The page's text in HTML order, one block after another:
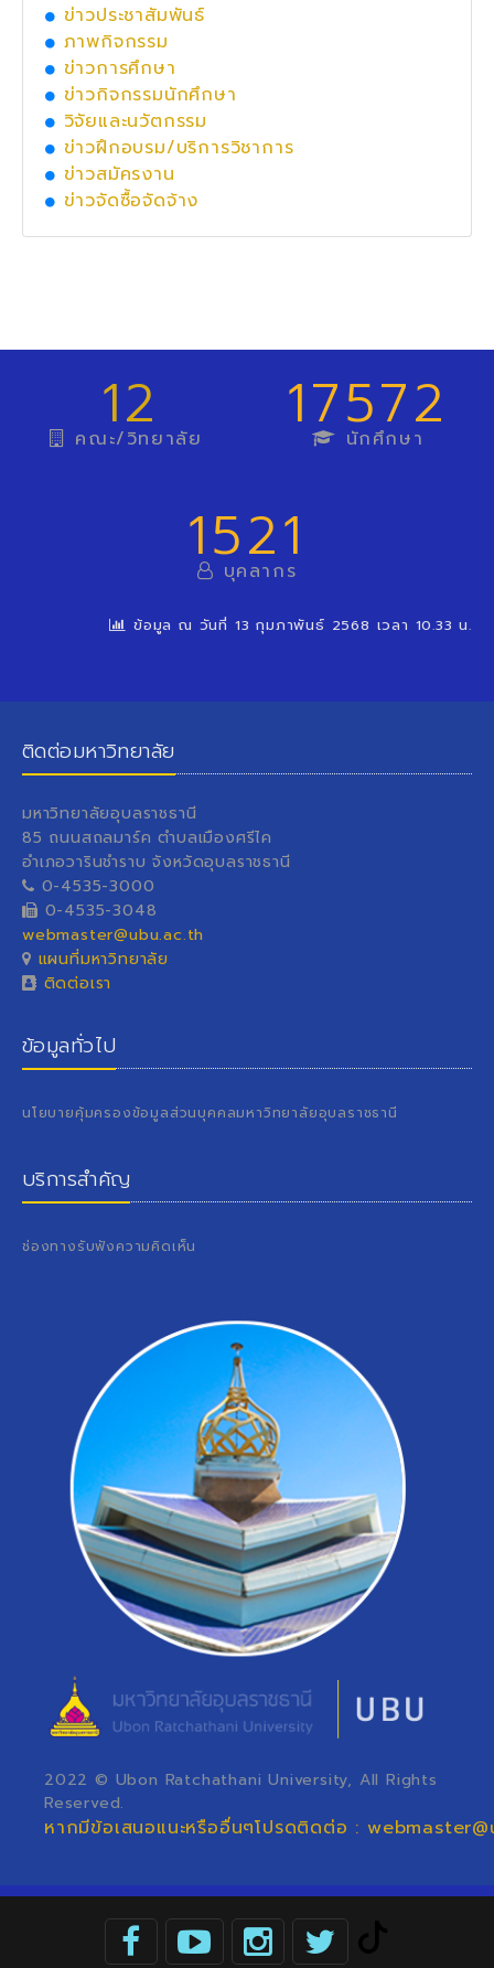
ข่าวประชาสัมพันธ์
ภาพกิจกรรม
ข่าวการศึกษา
ข่าวกิจกรรมนักศึกษา
วิจัยและนวัตกรรม
ข่าวฝึกอบรม/บริการวิชาการ
ข่าวสมัครงาน
ข่าวจัดซื้อจัดจ้าง
12
คณะ/วิทยาลัย 17572
นักศึกษา
1521
บุคลากร
ข้อมูล ณ วันที่ 13 กุมภาพันธ์ 2568 เวลา 10.33 น.
ติดต่อมหาวิทยาลัย
มหาวิทยาลัยอุบลราชธานี
85 ถนนสถลมาร์ค ตำบลเมืองศรีไค
อำเภอวารินชำราบ จังหวัดอุบลราชธานี
0-4535-3000
0-4535-3048
webmaster@ubu.ac.th
แผนที่มหาวิทยาลัย
ติดต่อเรา
ข้อมูลทั่วไป
นโยบายคุ้มครองข้อมูลส่วนบุคคลมหาวิทยาลัยอุบลราชธานี
บริการสำคัญ
ช่องทางรับฟังความคิดเห็น
2022 © Ubon Ratchathani University, All Rights
Reserved.
หากมีข้อเสนอแนะหรืออื่นๆโปรดติดต่อ :